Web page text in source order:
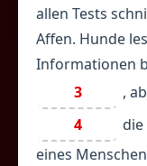
allen Tests
Affen. Hunde
Informationen
3
,
4
die
eines